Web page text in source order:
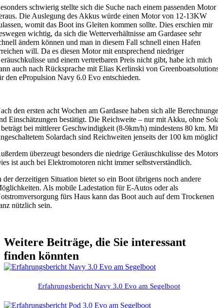
schwierig stellte sich die Suche nach einem passenden Motor
Die Auslegung des Akkus würde einen Motor von 12-13KW
womit das Boot ins Gleiten kommen sollte. Dies erschien mir
wichtig, da sich die Wetterverhältnisse am Gardasee sehr
ändern können und man in diesem Fall schnell einen Hafen
will. Da es diesen Motor mit entsprechend niedriger
und einem vertretbaren Preis nicht gibt, habe ich mich
auch nach Rücksprache mit Elias Kerlinski von
den ePropulsion Navy 6.0 Evo entschieden.
den ersten acht Wochen am Gardasee haben sich alle
Einschätzungen bestätigt. Die Reichweite – nur mit Akku, ohne
bei mittlerer Geschwindigkeit (8-9km/h) mindestens 80 km.
Solardach sind Reichweiten jenseits der 100 km
überzeugt besonders die niedrige Geräuschkulisse des
ist auch bei Elektromotoren nicht immer selbstverständlich.
der derzeitigen Situation bietet so ein Boot übrigens noch andere
Als mobile Ladestation für E-Autos oder als
fürs Haus kann das Boot auch auf dem Trockenen
nützlich sein.
Weitere Beiträge, die Sie interessant
finden könnten
Erfahrungsbericht Navy 3.0 Evo am Segelboot